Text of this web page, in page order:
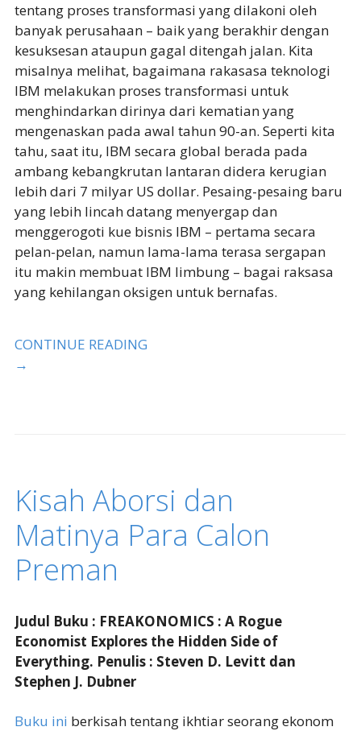
tentang proses transformasi yang dilakoni oleh
banyak perusahaan – baik yang berakhir dengan
kesuksesan ataupun gagal ditengah jalan. Kita
misalnya melihat, bagaimana rakasasa teknologi
IBM melakukan proses transformasi untuk
menghindarkan dirinya dari kematian yang
mengenaskan pada awal tahun 90-an. Seperti kita
tahu, saat itu, IBM secara global berada pada
ambang kebangkrutan lantaran didera kerugian
lebih dari 7 milyar US dollar. Pesaing-pesaing baru
yang lebih lincah datang menyergap dan
menggerogoti kue bisnis IBM – pertama secara
pelan-pelan, namun lama-lama terasa sergapan
itu makin membuat IBM limbung – bagai raksasa
yang kehilangan oksigen untuk bernafas.
CONTINUE READING
→
Kisah Aborsi dan
Matinya Para Calon
Preman
Judul Buku : FREAKONOMICS : A Rogue
Economist Explores the Hidden Side of
Everything. Penulis : Steven D. Levitt dan
Stephen J. Dubner
Buku ini berkisah tentang ikhtiar seorang ekonom